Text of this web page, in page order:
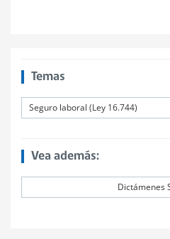
Temas
Seguro laboral (Ley 16.744)
Vea además:
Dictámenes